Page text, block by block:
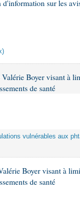
sur les
Boyer visant à
de santé
vulnérables aux
Boyer visant à
de santé